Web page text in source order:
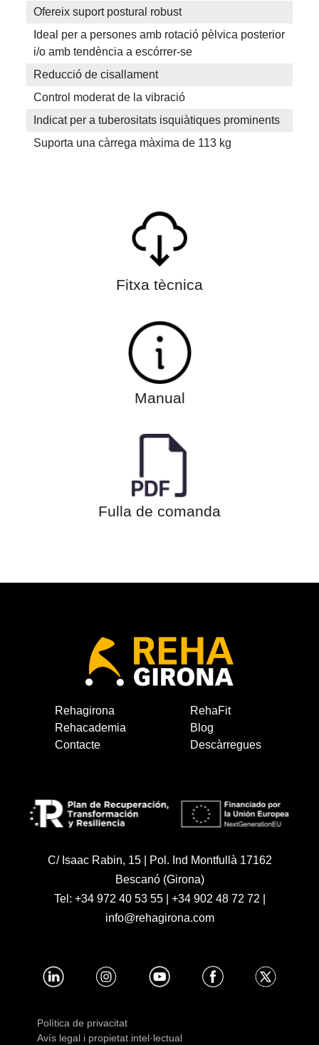
Ofereix suport postural robust
Ideal per a persones amb rotació pèlvica posterior
i/o amb tendència a escórrer-se
Reducció de cisallament
Control moderat de la vibració
Indicat per a tuberositats isquiàtiques prominents
Suporta una càrrega màxima de 113 kg
Fitxa tècnica
Manual
Fulla de comanda
Rehagirona
RehaFit
Rehacademia
Blog
Contacte
Descàrregues
C/ Isaac Rabin, 15 | Pol. Ind Montfullà 17162
Bescanó (Girona)
Tel: +34 972 40 53 55| +34 902 48 72 72
info@rehagirona.com
Política de privacitat
Avís legal i propietat intel·lectual